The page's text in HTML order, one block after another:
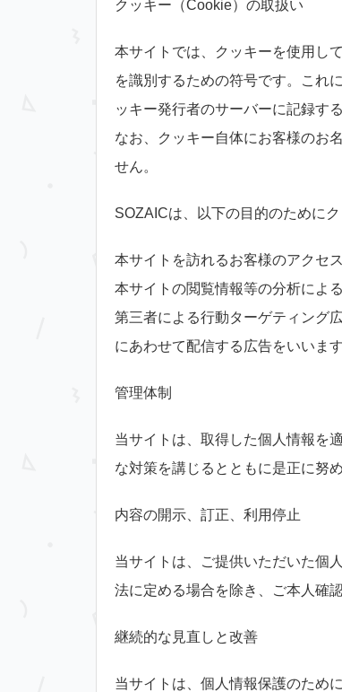
クッキー（Cookie）の取扱い
本サイトでは、クッキーを使用し
を識別するための符号です。これ
ッキー発行者のサーバーに記録す
なお、クッキー自体にお客様のお
せん。
SOZAICは、以下の目的のためにク
本サイトを訪れるお客様のアクセ
本サイトの閲覧情報等の分析によ
第三者による行動ターゲティング
にあわせて配信する広告をいいま
管理体制
当サイトは、取得した個人情報を
な対策を講じるとともに是正に努め
内容の開示、訂正、利用停止
当サイトは、ご提供いただいた個
法に定める場合を除き、ご本人確
継続的な見直しと改善
当サイトは、個人情報保護のため